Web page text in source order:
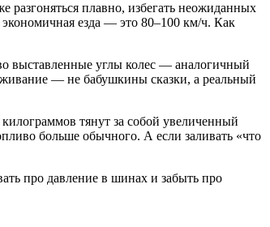
плавно, избегать неожиданных
езда — это 80–100 км/ч. Как
выставленные углы колес — аналогичный
— не бабушкины сказки, а реальный
тянут за собой увеличенный
больше обычного. А если заливать «что
про давление в шинах и забыть про